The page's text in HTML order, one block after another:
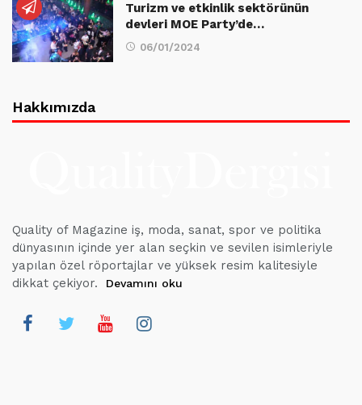
Turizm ve etkinlik sektörünün
devleri MOE Party’de…
06/01/2024
Hakkımızda
Quality of Magazine iş, moda, sanat, spor ve politika
dünyasının içinde yer alan seçkin ve sevilen isimleriyle
yapılan özel röportajlar ve yüksek resim kalitesiyle
dikkat çekiyor.
Devamını oku